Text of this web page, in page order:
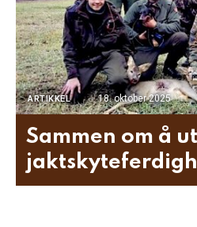
ARTIKKEL 18. oktober 2025
Sammen om å